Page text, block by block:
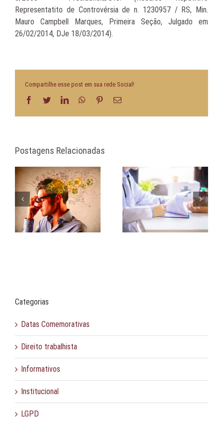
Compartilhe esse post em sua rede Social!
Facebook
TwitterLinkedInWhatsApp
Pinterest
E-
Postagens Relacionadas
Isenção de carência |
Doenças e afecções
Comunicação assertiva
na negociação
Categorias
Datas Comemorativas
Direito trabalhista
Informativos
Institucional
LGPD